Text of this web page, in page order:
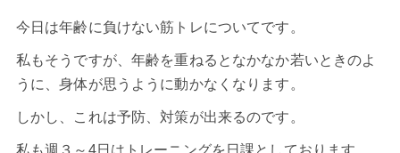
今日は年齢に負けない筋トレについてです。
私もそうですが、年齢を重ねるとなかなか若いときのよ
うに、身体が思うように動かなくなります。
しかし、これは予防、対策が出来るのです。
私も週３～4日はトレーニングを日課としております。